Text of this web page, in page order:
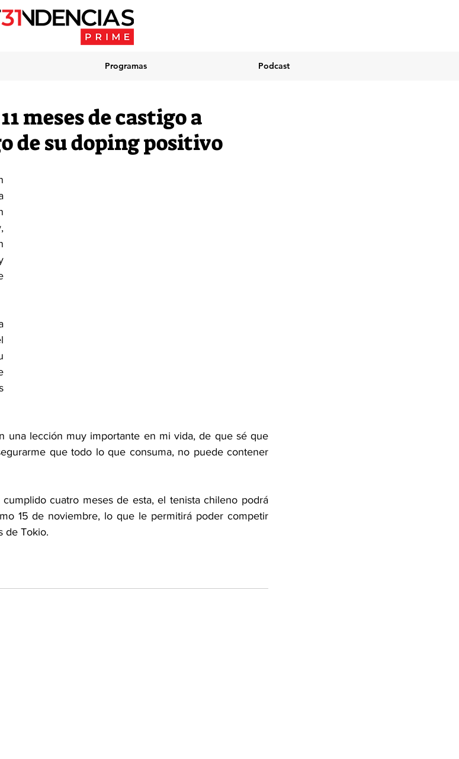
Programas Podcast
meses de castigo a
de su doping positivo
una lección muy importante en mi vida, de que sé que
que todo lo que consuma, no puede contener
cuatro meses de esta, el tenista chileno podrá
15 de noviembre, lo que le permitirá poder competir
de Tokio.